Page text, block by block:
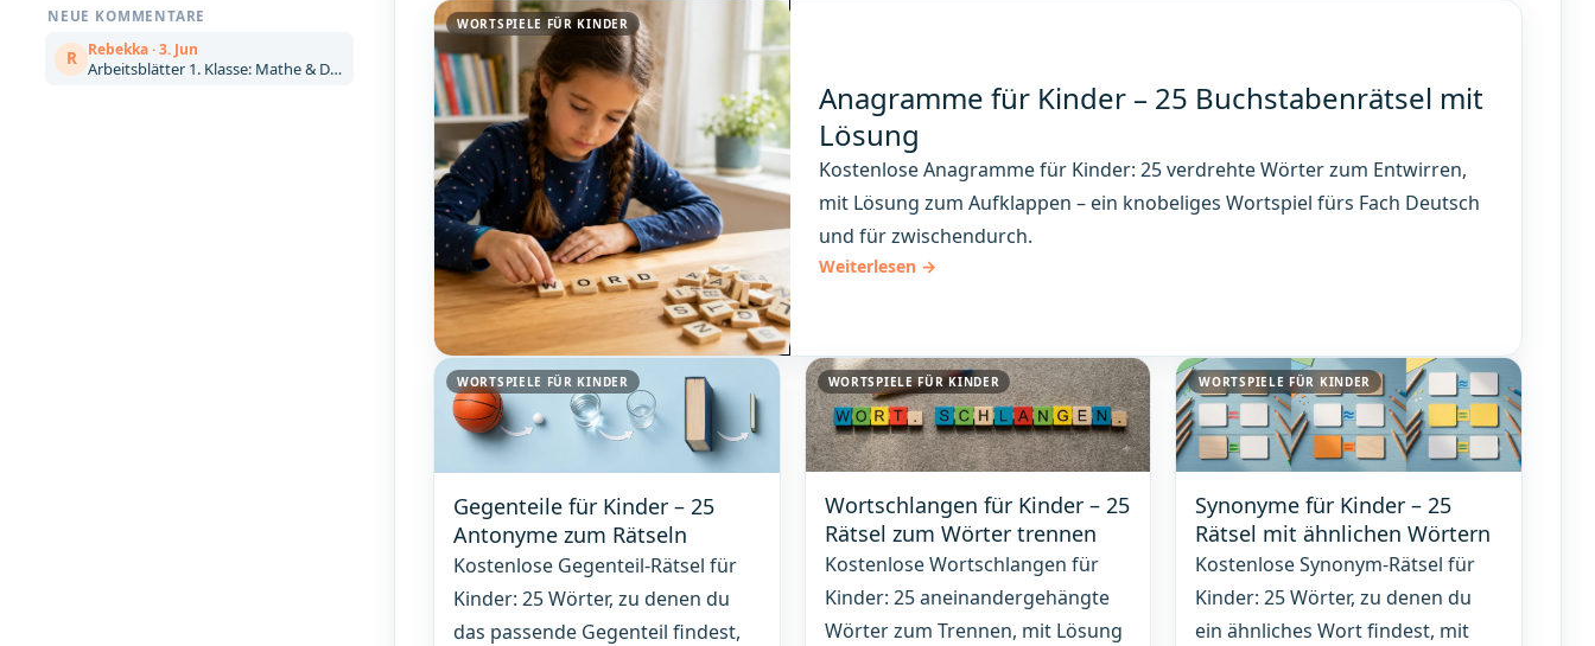
NEUE KOMMENTARE
R Rebekka · 3. Jun
Arbeitsblätter 1. Klasse: Mathe & Deutsch kostenlos zum Ausdrucken (Artikel)
WORTSPIELE FÜR KINDER
Anagramme für Kinder – 25 Buchstabenrätsel mit
Lösung
Kostenlose Anagramme für Kinder: 25 verdrehte Wörter zum Entwirren,
mit Lösung zum Aufklappen – ein knobeliges Wortspiel fürs Fach Deutsch
und für zwischendurch.
Weiterlesen →
WORTSPIELE FÜR KINDER
Gegenteile für Kinder – 25
Antonyme zum Rätseln
Kostenlose Gegenteil-Rätsel für
Kinder: 25 Wörter, zu denen du
das passende Gegenteil findest,
WORTSPIELE FÜR KINDER
Wortschlangen für Kinder – 25
Rätsel zum Wörter trennen
Kostenlose Wortschlangen für
Kinder: 25 aneinandergehängte
Wörter zum Trennen, mit Lösung
WORTSPIELE FÜR KINDER
Synonyme für Kinder – 25
Rätsel mit ähnlichen Wörtern
Kostenlose Synonym-Rätsel für
Kinder: 25 Wörter, zu denen du
ein ähnliches Wort findest, mit